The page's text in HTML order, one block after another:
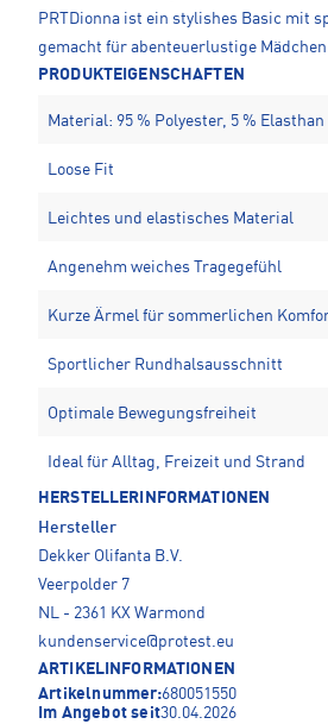
PRTDionna ist ein stylishes Basic mit
gemacht für abenteuerlustige
PRODUKTEIGENSCHAFTEN
Material: 95 % Polyester, 5 % Elasthan
Loose Fit
Leichtes und elastisches Material
Angenehm weiches Tragegefühl
Kurze Ärmel für sommerlichen
Sportlicher Rundhalsausschnitt
Optimale Bewegungsfreiheit
Ideal für Alltag, Freizeit und Strand
HERSTELLERINFORMATIONEN
Hersteller
Dekker Olifanta B.V.
Veerpolder 7
NL - 2361 KX Warmond
kundenservice@protest.eu
ARTIKELINFORMATIONEN
Artikelnummer:680051550
Im Angebot seit30.04.2026